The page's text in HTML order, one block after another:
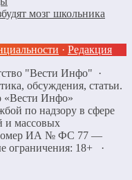
мозг школьника
· Редакция
"Вести Инфо" ·
обсуждения, статьи.
«Вести Инфо»
по надзору в сфере
и массовых
номер ИА № ФС 77 —
ограничения: 18+
·